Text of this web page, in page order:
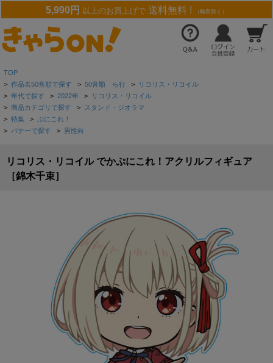
5,990円 以上のお買上げで 送料無料 ! （離島除く）
TOP
> 作品名50音順で探す > 50音順 ら行 > リコリス・リコイル
> 年代で探す > 2022年 > リコリス・リコイル
> 商品カテゴリで探す > スタンド・ジオラマ
> 特集 > ぷにこれ！
> バナーで探す > 男性向
リコリス・リコイル でかぷにこれ！アクリルフィギュア
［錦木千束］